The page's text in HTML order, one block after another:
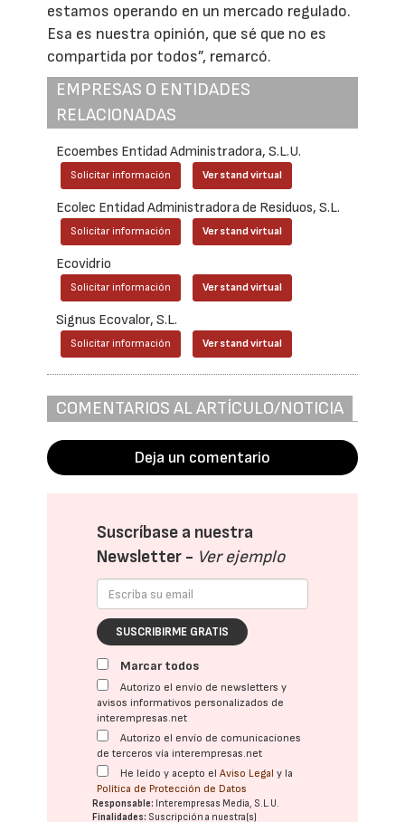
estamos operando en un mercado regulado.
Esa es nuestra opinión, que sé que no es
compartida por todos”, remarcó.
EMPRESAS O ENTIDADES
RELACIONADAS
Ecoembes Entidad Administradora, S.L.U.
Solicitar información Ver stand virtual
Ecolec Entidad Administradora de Residuos, S.L.
Solicitar información Ver stand virtual
Ecovidrio
Solicitar información Ver stand virtual
Signus Ecovalor, S.L.
Solicitar información Ver stand virtual
COMENTARIOS AL ARTÍCULO/NOTICIA
Deja un comentario
Suscríbase a nuestra
Newsletter - Ver ejemplo
SUSCRIBIRME GRATIS
Marcar todos
Autorizo el envío de newsletters y
avisos informativos personalizados de
interempresas.net
Autorizo el envío de comunicaciones
de terceros vía interempresas.net
He leído y acepto elAviso Legal y la
Política de Protección de Datos
Responsable: Interempresas Media, S.L.U.
Finalidades: Suscripción a nuestra(s)